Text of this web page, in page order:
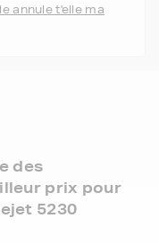
annule t'elle ma
des
prix pour
5230